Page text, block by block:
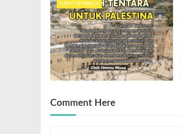
SURAT PEMBACA
Comment Here